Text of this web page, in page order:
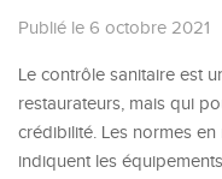
Publié le 6 octobre 2021
Le contrôle sanitaire est
restaurateurs, mais qui
crédibilité. Les normes
indiquent les